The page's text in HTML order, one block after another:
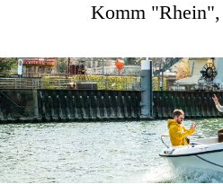
Komm